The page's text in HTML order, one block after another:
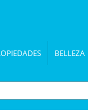
BELLEZA